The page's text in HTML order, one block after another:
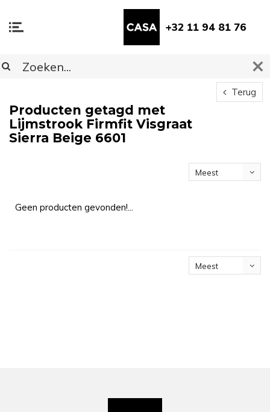
+32 11 94 81 76
Terug
Producten getagd met
Lijmstrook Firmfit Visgraat
Sierra Beige 6601
Meest
Geen producten gevonden!...
Meest